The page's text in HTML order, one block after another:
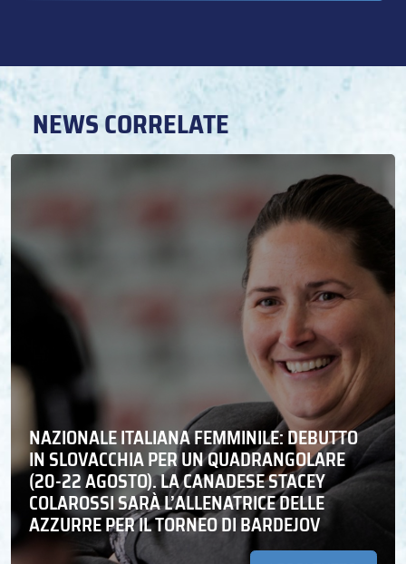
NEWS CORRELATE
NAZIONALE ITALIANA FEMMINILE: DEBUTTO
IN SLOVACCHIA PER UN QUADRANGOLARE
(20-22 AGOSTO). LA CANADESE STACEY
COLAROSSI SARÀ L’ALLENATRICE DELLE
AZZURRE PER IL TORNEO DI BARDEJOV